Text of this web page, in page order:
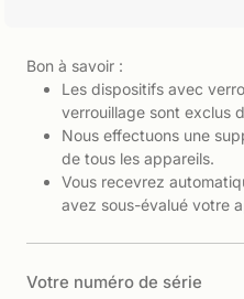
Bon à savoir :
Les dispositifs avec
verrouillage sont exclus
Nous effectuons une
de tous les appareils.
Vous recevrez
avez sous-évalué votre
Votre numéro de série